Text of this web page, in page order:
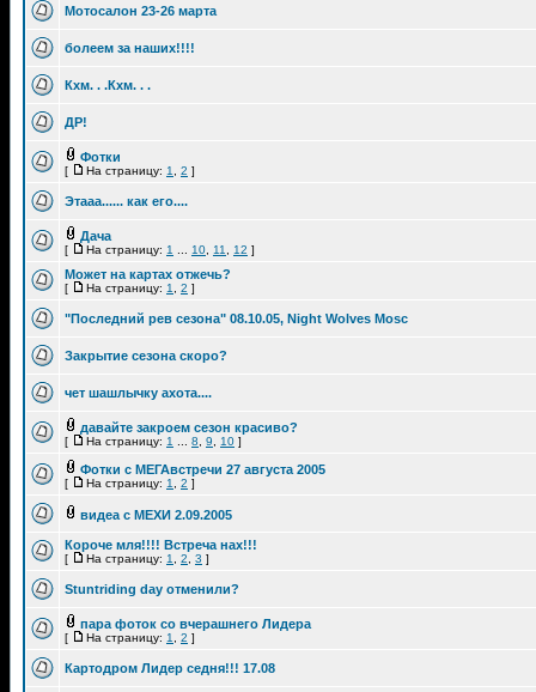
Мотосалон 23-26 марта
болеем за наших!!!!
Кхм. . .Кхм. . .
ДР!
Фотки
[ На страницу: 1 2 ]
Этааа...... как его....
Дача
[ На страницу: 1 10 11 12 ]
Может на картах отжечь?
[ На страницу: 1 2 ]
"Последний рев сезона" 08.10.05, Night Wolves Mosc
Закрытие сезона скоро?
чет шашлычку ахота....
давайте закроем сезон красиво?
[ На страницу: 1 8 9 10 ]
Фотки с МЕГАвстречи 27 августа 2005
[ На страницу: 1 2 ]
видеа с МЕХИ 2.09.2005
Короче мля!!!! Встреча нах!!!
[ На страницу: 1 2 3 ]
Stuntriding day отменили?
пара фоток со вчерашнего Лидера
[ На страницу: 1 2 ]
Картодром Лидер седня!!! 17.08